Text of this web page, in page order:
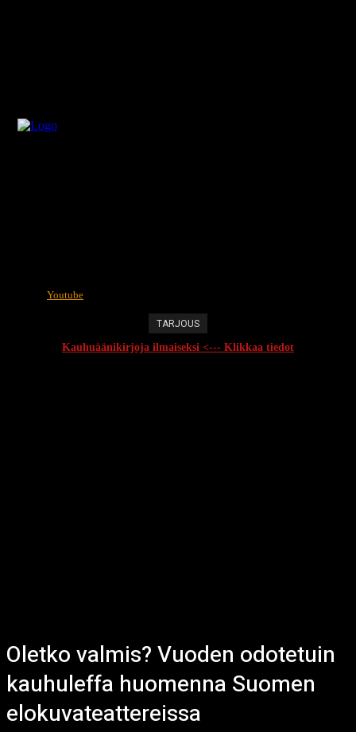
Youtube
TARJOUS
Kauhuäänikirjoja ilmaiseksi <--- Klikkaa tiedot
Oletko valmis? Vuoden odotetuin
kauhuleffa huomenna Suomen
elokuvateattereissa